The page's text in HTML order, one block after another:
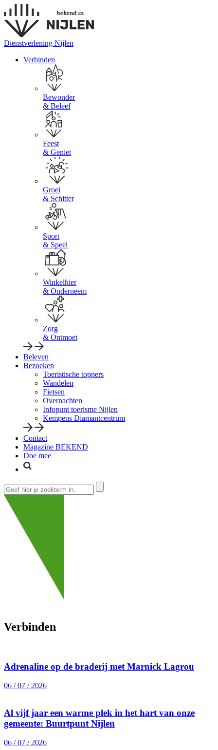
Dienstverlening Nijlen
Verbinden
Bewonder
& Beleef
Feest
& Geniet
Groei
& Schitter
Sport
& Speel
Winkelhier
& Onderneem
Zorg
& Ontmoet
Beleven
Bezoeken
Toeristische toppers
Wandelen
Fietsen
Overnachten
Infopunt toerisme Nijlen
Kempens Diamantcentrum
Contact
Magazine BEKEND
Doe mee
Verbinden
Adrenaline op de braderij met Marnick Lagrou
06 / 07 / 2026
Al vijf jaar een warme plek in het hart van onze
gemeente: Buurtpunt Nijlen
06 / 07 / 2026